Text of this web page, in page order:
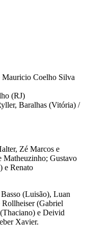
Coelho Silva
(RJ)
Baralhas (Vitória) /
Zé Marcos e
Matheuzinho; Gustavo
e Renato
(Luisão), Luan
Rollheiser (Gabriel
e Deivid
Xavier.